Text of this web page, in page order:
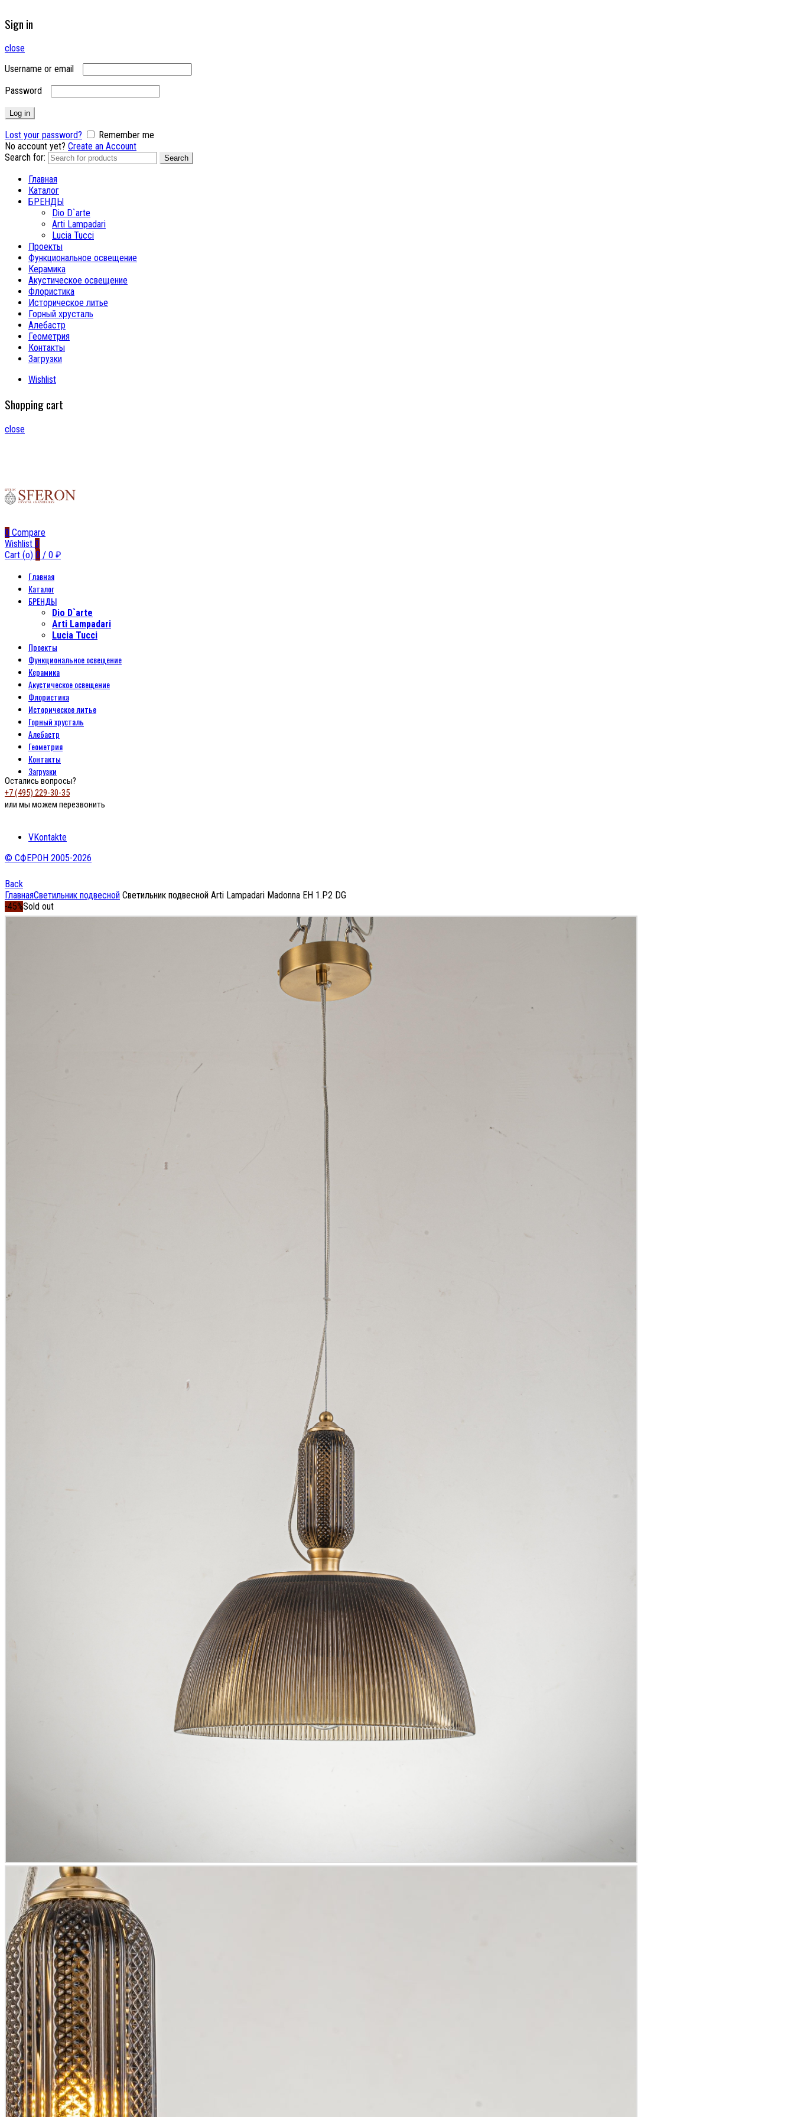
Sign in
close
Username or email
Password
Log in
Lost your password?
Remember me
No account yet? Create an Account
Search for:
Search
Главная
Каталог
БРЕНДЫ
Dio D`arte
Arti Lampadari
Lucia Tucci
Проекты
Функциональное освещение
Керамика
Акустическое освещение
Флористика
Историческое литье
Горный хрусталь
Алебастр
Геометрия
Контакты
Загрузки
Wishlist
Shopping cart
close
0 Compare
Wishlist 0
Cart (o) 0 / 0 ₽
Главная
Каталог
БРЕНДЫ
Dio D`arte
Arti Lampadari
Lucia Tucci
Проекты
Функциональное освещение
Керамика
Акустическое освещение
Флористика
Историческое литье
Горный хрусталь
Алебастр
Геометрия
Контакты
Загрузки
Остались вопросы?
+7 (495) 229-30-35
или мы можем перезвонить
VKontakte
© СФЕРОН 2005-2026
Back
ГлавнаяСветильник подвесной Светильник подвесной Arti Lampadari Madonna EH 1.P2 DG
-45%Sold out